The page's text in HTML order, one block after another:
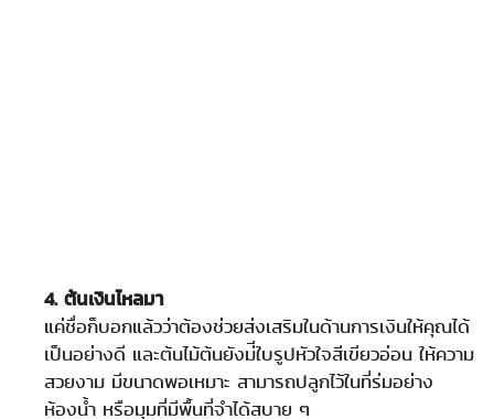
4. ต้นเงินไหลมา
แค่ชื่อก็บอกแล้วว่าต้องช่วยส่งเสริมในด้านการเงินให้คุณได้
เป็นอย่างดี และต้นไม้ต้นยังม่ีใบรูปหัวใจสีเขียวอ่อน ให้ความ
สวยงาม มีขนาดพอเหมาะ สามารถปลูกไว้ในที่ร่มอย่าง
ห้องน้ำ หรือมุมที่มีพื้นที่จำได้สบาย ๆ